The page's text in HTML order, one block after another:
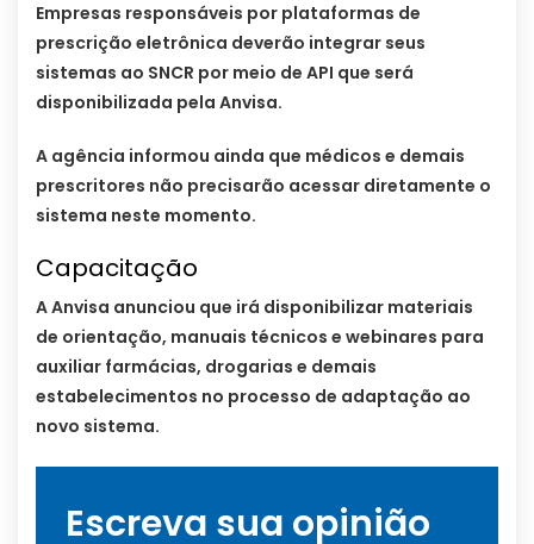
Empresas responsáveis por plataformas de
prescrição eletrônica deverão integrar seus
sistemas ao SNCR por meio de API que será
disponibilizada pela Anvisa.
A agência informou ainda que médicos e demais
prescritores não precisarão acessar diretamente o
sistema neste momento.
Capacitação
A Anvisa anunciou que irá disponibilizar materiais
de orientação, manuais técnicos e webinares para
auxiliar farmácias, drogarias e demais
estabelecimentos no processo de adaptação ao
novo sistema.
Escreva sua opinião